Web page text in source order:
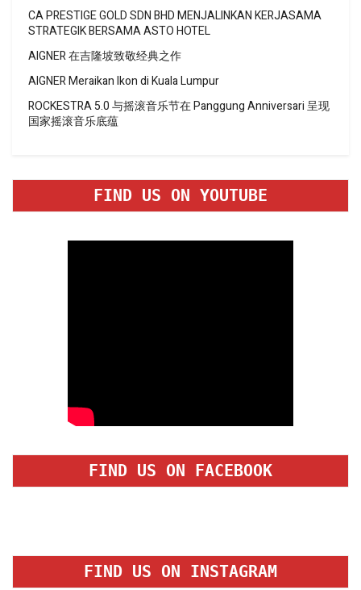
CA PRESTIGE GOLD SDN BHD MENJALINKAN KERJASAMA
STRATEGIK BERSAMA ASTO HOTEL
AIGNER 在吉隆坡致敬经典之作
AIGNER Meraikan Ikon di Kuala Lumpur
ROCKESTRA 5.0 与摇滚音乐节在 Panggung Anniversari 呈现
国家摇滚音乐底蕴
FIND US ON YOUTUBE
FIND US ON FACEBOOK
FIND US ON INSTAGRAM